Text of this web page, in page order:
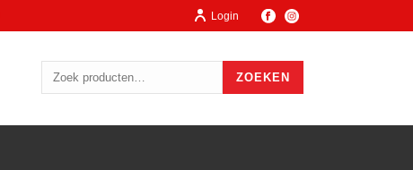
Login
ZOEKEN